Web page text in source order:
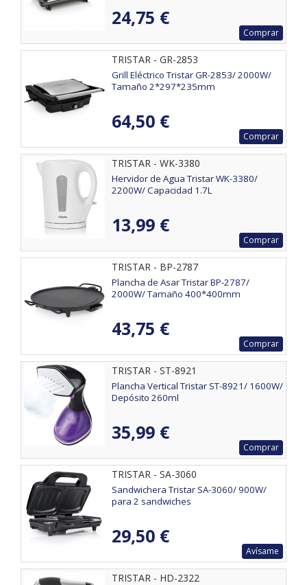
24,75 €
Comprar
TRISTAR - GR-2853
Grill Eléctrico Tristar GR-2853/ 2000W/
Tamaño 2*297*235mm
64,50 €
Comprar
TRISTAR - WK-3380
Hervidor de Agua Tristar WK-3380/
2200W/ Capacidad 1.7L
13,99 €
Comprar
TRISTAR - BP-2787
Plancha de Asar Tristar BP-2787/
2000W/ Tamaño 400*400mm
43,75 €
Comprar
TRISTAR - ST-8921
Plancha Vertical Tristar ST-8921/ 1600W/
Depósito 260ml
35,99 €
Comprar
TRISTAR - SA-3060
Sandwichera Tristar SA-3060/ 900W/
para 2 sandwiches
29,50 €
Avísame
TRISTAR - HD-2322